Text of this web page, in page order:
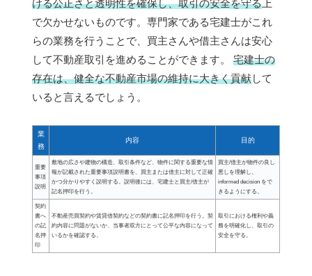
ける公正さと透明性を確保し、取引の安全を守る 上
で欠かせないものです。専門家である宅建士がこれ
らの業務を行うことで、買主さんや借主さんは安心
して不動産取引を進めることができます。 宅建士の
存在は、健全な不動産市場の維持に大きく貢献して
いると言えるでしょう。
業
務
内容 目的
重要
事項
説明
敷地の広さや建物の構造、取引条件など、物件に関する重要な情
報が記載された重要事項説明書を、買主または借主に対して正確
かつ分かりやすく説明する。説明後には、宅建士と買主/借主が
記名押印を行う。
買主/借主が物件の良し
悪しを理解し、
informed decision をで
きるようにする。
契約
書へ
の記
名押
印
不動産売買契約や賃貸借契約などの契約書に記名押印を行う。契
約内容に問題がないか、当事者双方にとって公平な内容になって
いるかを確認する。
取引における権利や義
務を明確化し、取引の
安全を守る。